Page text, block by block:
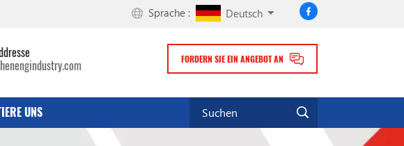
Sprache : Deutsch
FORDERN SIE EIN ANGEBOT AN
UNS